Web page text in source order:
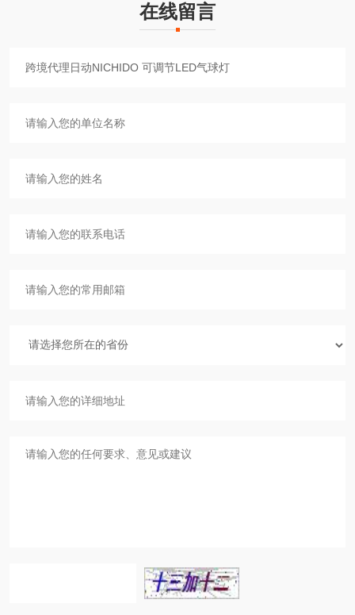
在线留言